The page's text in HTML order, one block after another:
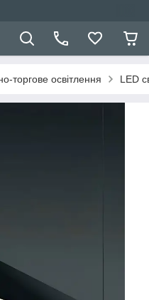
торгове освітлення LED